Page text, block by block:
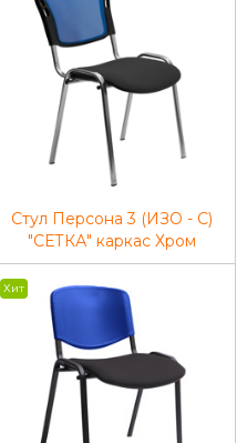
Стул Персона 3 (ИЗО - С)
"СЕТКА" каркас Хром
Хит